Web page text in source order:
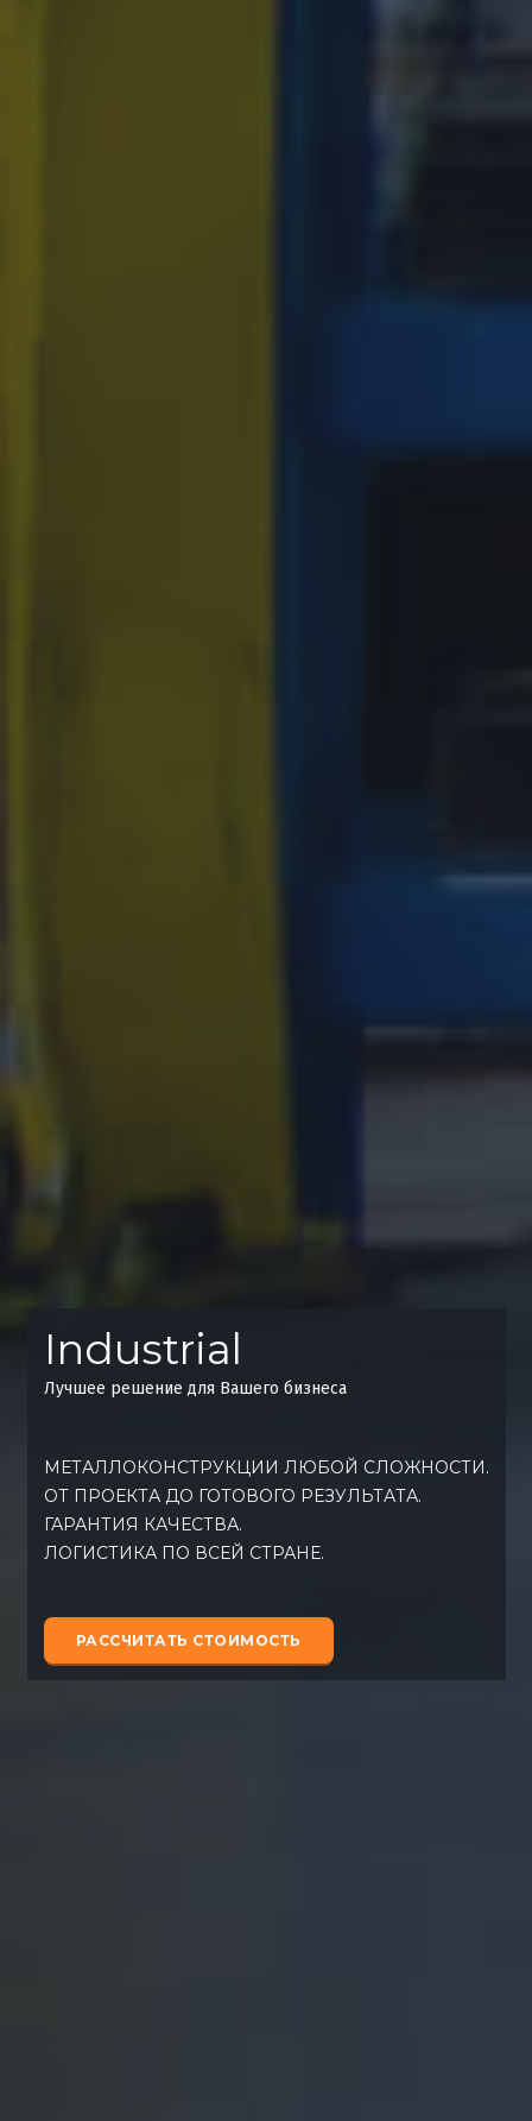
Industrial
Лучшее решение для Вашего бизнеса
МЕТАЛЛОКОНСТРУКЦИИ ЛЮБОЙ СЛОЖНОСТИ.
ОТ ПРОЕКТА ДО ГОТОВОГО РЕЗУЛЬТАТА.
ГАРАНТИЯ КАЧЕСТВА.
ЛОГИСТИКА ПО ВСЕЙ СТРАНЕ.
РАССЧИТАТЬ СТОИМОСТЬ